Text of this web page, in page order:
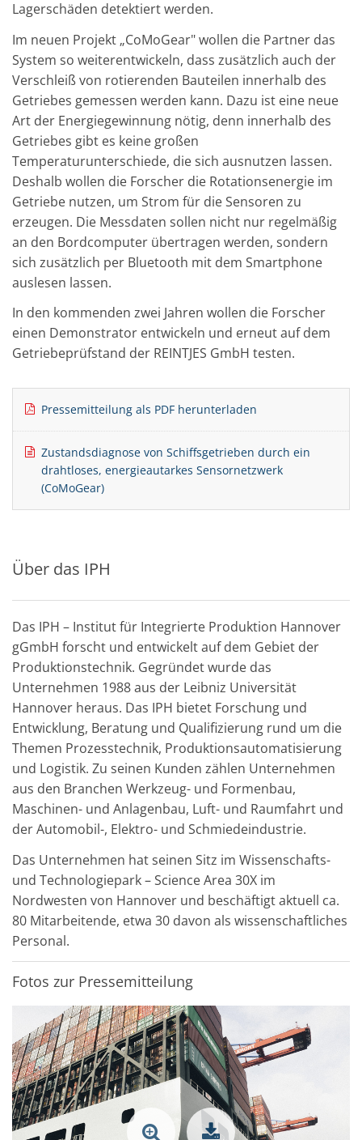
Lagerschäden detektiert werden.
Im neuen Projekt „CoMoGear" wollen die Partner das
System so weiterentwickeln, dass zusätzlich auch der
Verschleiß von rotierenden Bauteilen innerhalb des
Getriebes gemessen werden kann. Dazu ist eine neue
Art der Energiegewinnung nötig, denn innerhalb des
Getriebes gibt es keine großen
Temperaturunterschiede, die sich ausnutzen lassen.
Deshalb wollen die Forscher die Rotationsenergie im
Getriebe nutzen, um Strom für die Sensoren zu
erzeugen. Die Messdaten sollen nicht nur regelmäßig
an den Bordcomputer übertragen werden, sondern
sich zusätzlich per Bluetooth mit dem Smartphone
auslesen lassen.
In den kommenden zwei Jahren wollen die Forscher
einen Demonstrator entwickeln und erneut auf dem
Getriebeprüfstand der REINTJES GmbH testen.
Pressemitteilung als PDF herunterladen
Zustandsdiagnose von Schiffsgetrieben durch ein
drahtloses, energieautarkes Sensornetzwerk
(CoMoGear)
Über das IPH
Das IPH – Institut für Integrierte Produktion Hannover
gGmbH forscht und entwickelt auf dem Gebiet der
Produktionstechnik. Gegründet wurde das
Unternehmen 1988 aus der Leibniz Universität
Hannover heraus. Das IPH bietet Forschung und
Entwicklung, Beratung und Qualifizierung rund um die
Themen Prozesstechnik, Produktionsautomatisierung
und Logistik. Zu seinen Kunden zählen Unternehmen
aus den Branchen Werkzeug- und Formenbau,
Maschinen- und Anlagenbau, Luft- und Raumfahrt und
der Automobil-, Elektro- und Schmiedeindustrie.
Das Unternehmen hat seinen Sitz im Wissenschafts-
und Technologiepark – Science Area 30X im
Nordwesten von Hannover und beschäftigt aktuell ca.
80 Mitarbeitende, etwa 30 davon als wissenschaftliches
Personal.
Fotos zur Pressemitteilung